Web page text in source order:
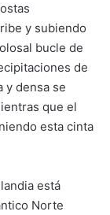
y subiendo
bucle de
de
y densa se
que el
esta cinta
está
Norte